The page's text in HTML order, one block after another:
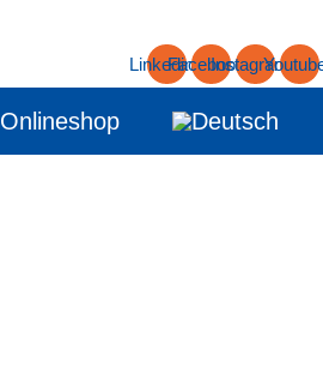
LinkedinFacebookInstagram
Onlineshop